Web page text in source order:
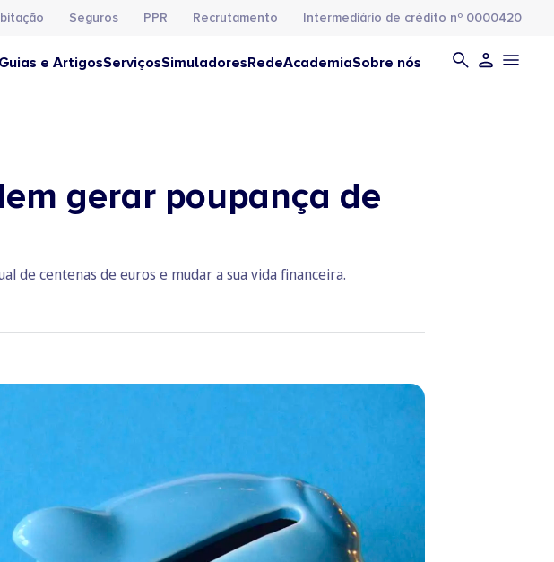
Seguros PPR Recrutamento Intermediário de crédito nº 0000420
Guias e ArtigosServiçosSimuladoresRedeAcademiaSobre nós
gerar poupança de
de centenas de euros e mudar a sua vida financeira.